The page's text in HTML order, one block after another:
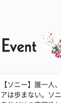
【ソニー】誰一人
アは歩まない。ソ